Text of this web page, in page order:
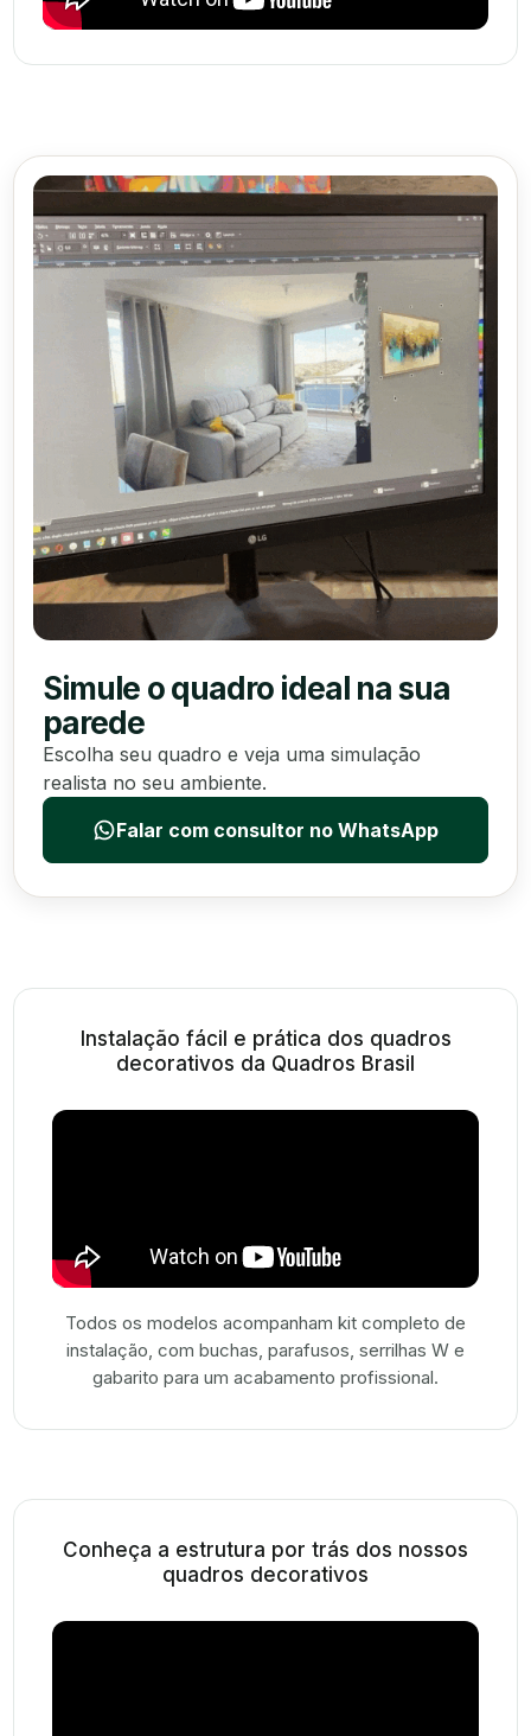
Simule o quadro ideal na sua
parede
Escolha seu quadro e veja uma simulação
realista no seu ambiente.
Falar com consultor no WhatsApp
Instalação fácil e prática dos quadros
decorativos da Quadros Brasil
Todos os modelos acompanham kit completo de
instalação, com buchas, parafusos, serrilhas W e
gabarito para um acabamento profissional.
Conheça a estrutura por trás dos nossos
quadros decorativos